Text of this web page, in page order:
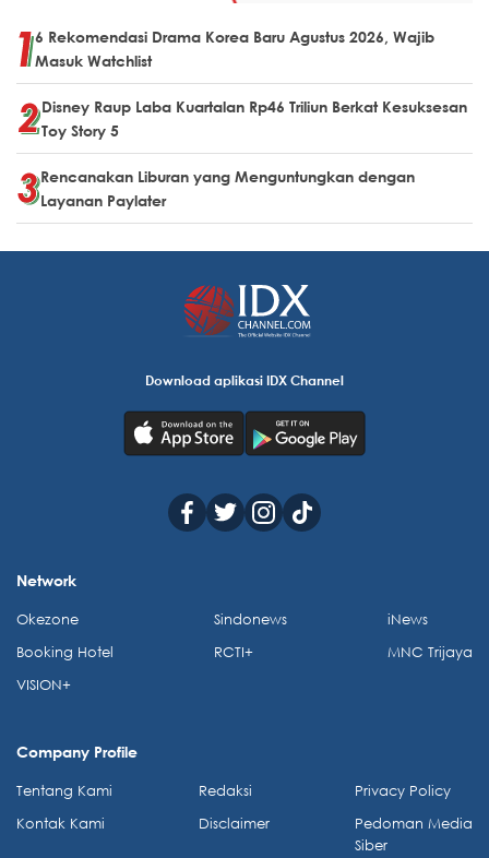
6 Rekomendasi Drama Korea Baru Agustus 2026, Wajib
Masuk Watchlist
Disney Raup Laba Kuartalan Rp46 Triliun Berkat Kesuksesan
Toy Story 5
Rencanakan Liburan yang Menguntungkan dengan
Layanan Paylater
Download aplikasi IDX Channel
Network
Okezone
Booking Hotel
VISION+
Sindonews
RCTI+
iNews
MNC Trijaya
Company Profile
Tentang Kami
Kontak Kami
Redaksi
Disclaimer
Privacy Policy
Pedoman Media
Siber